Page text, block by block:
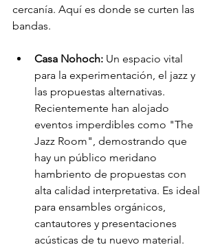
cercanía. Aquí es donde se curten las
bandas.
Casa Nohoch: Un espacio vital
para la experimentación, el jazz y
las propuestas alternativas.
Recientemente han alojado
eventos imperdibles como "The
Jazz Room", demostrando que
hay un público meridano
hambriento de propuestas con
alta calidad interpretativa. Es ideal
para ensambles orgánicos,
cantautores y presentaciones
acústicas de tu nuevo material.